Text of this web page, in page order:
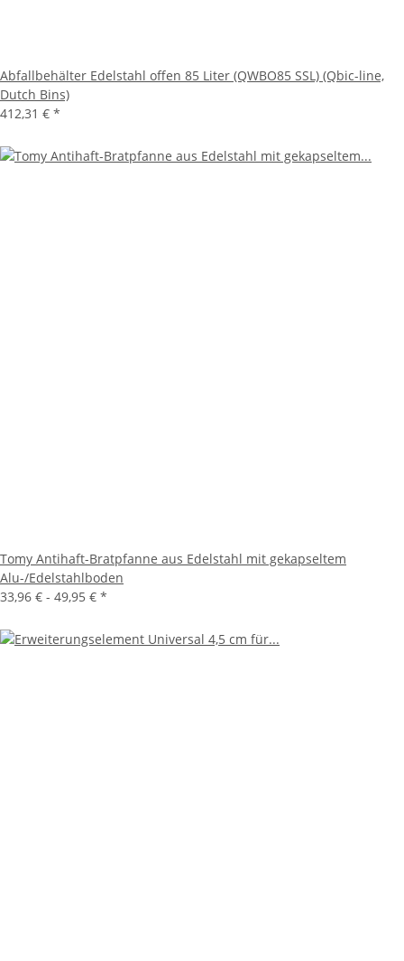
Abfallbehälter Edelstahl offen 85 Liter (QWBO85 SSL) (Qbic-line,
Dutch Bins)
412,31 € *
Tomy Antihaft-Bratpfanne aus Edelstahl mit gekapseltem
Alu-/Edelstahlboden
33,96 € - 49,95 € *